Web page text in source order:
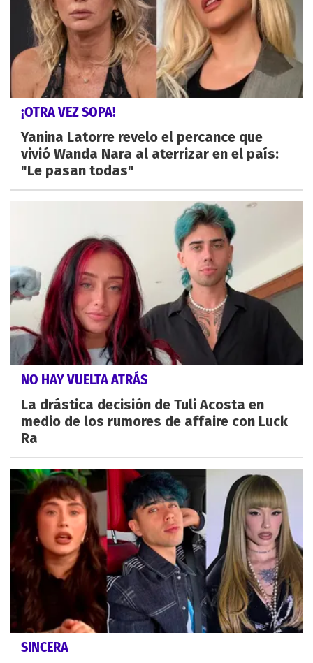
¡OTRA VEZ SOPA!
Yanina Latorre revelo el percance que
vivió Wanda Nara al aterrizar en el país:
"Le pasan todas"
NO HAY VUELTA ATRÁS
La drástica decisión de Tuli Acosta en
medio de los rumores de affaire con Luck
Ra
SINCERA